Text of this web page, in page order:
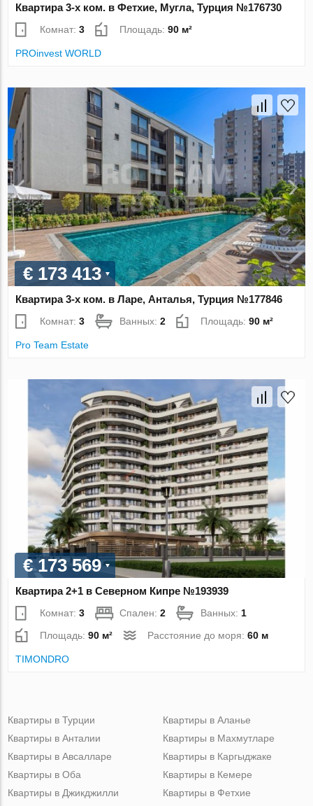
Квартира 3-х ком. в Фетхие, Мугла, Турция №176730
Комнат:3 Площадь:90 м²
PROinvest WORLD
€ 173 413
Квартира 3-х ком. в Ларе, Анталья, Турция №177846
Комнат:3 Ванных:2 Площадь:90 м²
Pro Team Estate
€ 173 569
Квартира 2+1 в Северном Кипре №193939
Комнат:3 Спален:2 Ванных: 1
Площадь:90 м² Расстояние до моря:60 м
TIMONDRO
Квартиры в Турции
Квартиры в Анталии
Квартиры в Авсалларе
Квартиры в Оба
Квартиры в Джикджилли
Квартиры в Аланье
Квартиры в Махмутларе
Квартиры в Каргыджаке
Квартиры в Кемере
Квартиры в Фетхие